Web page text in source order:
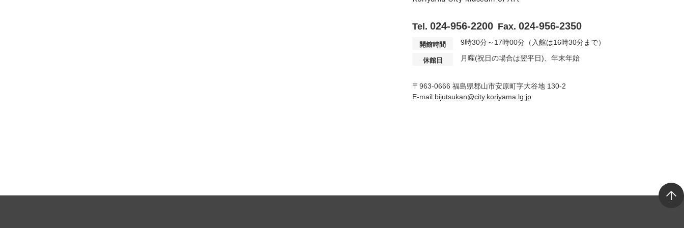
Tel. 024-956-2200 Fax. 024-956-2350
開館時間 9時30分～17時00分（入館は16時30分まで）
休館日 月曜(祝日の場合は翌平日)、年末年始
〒963-0666 福島県郡山市安原町字大谷地 130-2
E-mail:bijutsukan@city.koriyama.lg.jp
T